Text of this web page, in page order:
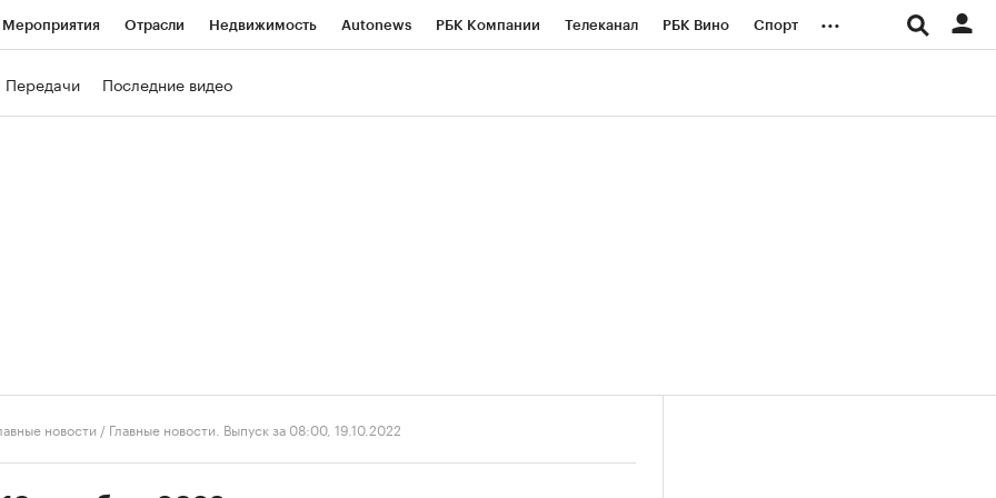
Мероприятия Отрасли Недвижимость Autonews РБК Компании Телеканал РБК Вино Спорт ...
Передачи Последние видео
новости / Главные новости. Выпуск за 08:00, 19.10.2022